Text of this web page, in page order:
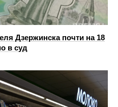
Дзержинска почти на 18
в суд